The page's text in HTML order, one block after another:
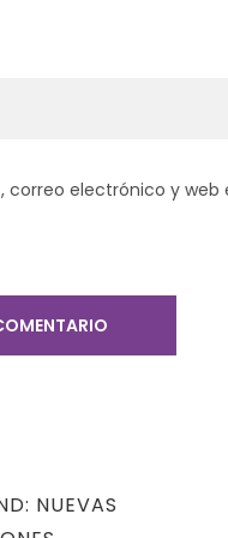
correo electrónico y
NUEVAS